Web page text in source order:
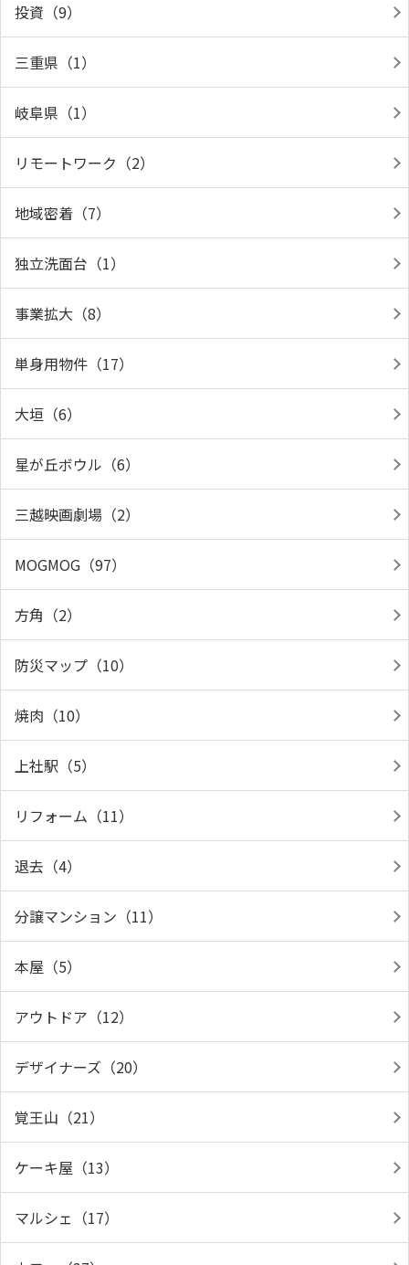
投資（9）
三重県（1）
岐阜県（1）
リモートワーク（2）
地域密着（7）
独立洗面台（1）
事業拡大（8）
単身用物件（17）
大垣（6）
星が丘ボウル（6）
三越映画劇場（2）
MOGMOG（97）
方角（2）
防災マップ（10）
焼肉（10）
上社駅（5）
リフォーム（11）
退去（4）
分譲マンション（11）
本屋（5）
アウトドア（12）
デザイナーズ（20）
覚王山（21）
ケーキ屋（13）
マルシェ（17）